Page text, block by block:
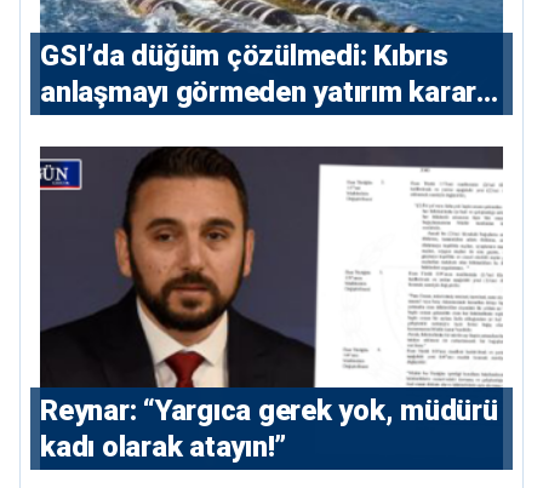
GSI’da düğüm çözülmedi: Kıbrıs
anlaşmayı görmeden yatırım kararı
Reynar: “Yargıca gerek yok, müdürü
kadı olarak atayın!”